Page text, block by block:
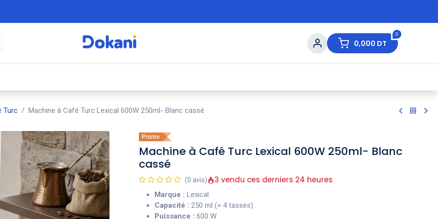
0
0,000 DT
Turc Machine à Café Turc Lexical 600W 250ml- Blanc cassé
Promo
Machine à Café Turc Lexical 600W 250ml- Blanc
cassé
(0 avis) 3 vendu ces derniers 24 heures
Marque : Lexical
Capacité : 250 ml (≈ 4 tasses)
Puissance : 600 W